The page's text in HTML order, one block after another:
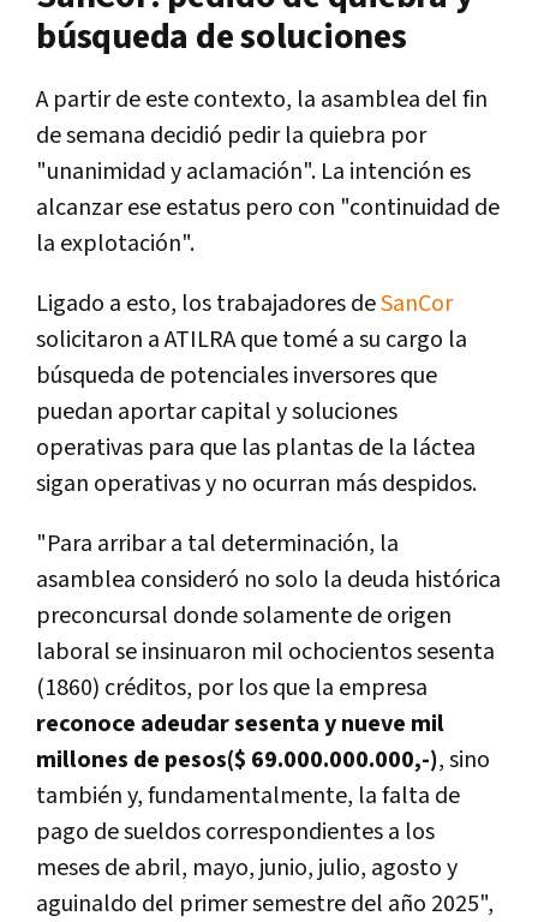
búsqueda de soluciones
A partir de este contexto, la asamblea del fin
de semana decidió pedir la quiebra por
"unanimidad y aclamación". La intención es
alcanzar ese estatus pero con "continuidad de
la explotación".
Ligado a esto, los trabajadores deSanCor
solicitaron a ATILRA que tomé a su cargo la
búsqueda de potenciales inversores que
puedan aportar capital y soluciones
operativas para que las plantas de la láctea
sigan operativas y no ocurran más despidos.
"Para arribar a tal determinación, la
asamblea consideró no solo la deuda histórica
preconcursal donde solamente de origen
laboral se insinuaron mil ochocientos sesenta
(1860) créditos, por los que la empresa
reconoce adeudar sesenta y nueve mil
millones de pesos($ 69.000.000.000,-), sino
también y, fundamentalmente, la falta de
pago de sueldos correspondientes a los
meses de abril, mayo, junio, julio, agosto y
aguinaldo del primer semestre del año 2025",